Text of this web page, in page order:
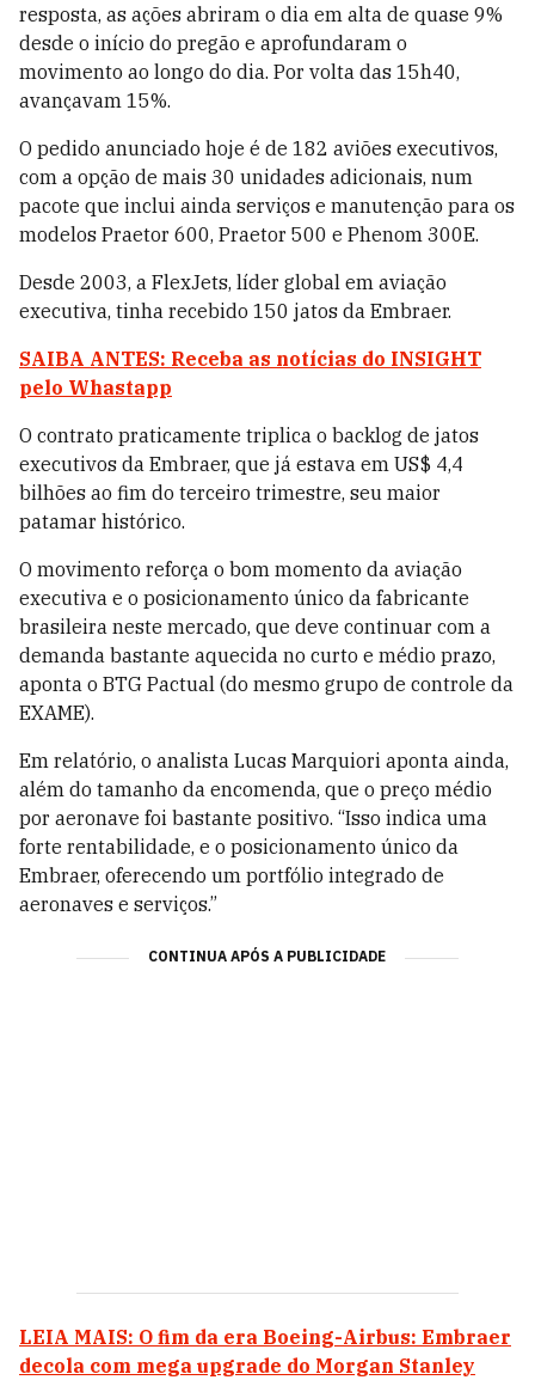
resposta, as ações abriram o dia em alta de quase 9%
desde o início do pregão e aprofundaram o
movimento ao longo do dia. Por volta das 15h40,
avançavam 15%.
O pedido anunciado hoje é de 182 aviões executivos,
com a opção de mais 30 unidades adicionais, num
pacote que inclui ainda serviços e manutenção para os
modelos Praetor 600, Praetor 500 e Phenom 300E.
Desde 2003, a FlexJets, líder global em aviação
executiva, tinha recebido 150 jatos da Embraer.
SAIBA ANTES: Receba as notícias do INSIGHT
pelo Whastapp
O contrato praticamente triplica o backlog de jatos
executivos da Embraer, que já estava em US$ 4,4
bilhões ao fim do terceiro trimestre, seu maior
patamar histórico.
O movimento reforça o bom momento da aviação
executiva e o posicionamento único da fabricante
brasileira neste mercado, que deve continuar com a
demanda bastante aquecida no curto e médio prazo,
aponta o BTG Pactual (do mesmo grupo de controle da
EXAME).
Em relatório, o analista Lucas Marquiori aponta ainda,
além do tamanho da encomenda, que o preço médio
por aeronave foi bastante positivo. “Isso indica uma
forte rentabilidade, e o posicionamento único da
Embraer, oferecendo um portfólio integrado de
aeronaves e serviços.”
CONTINUA APÓS A PUBLICIDADE
LEIA MAIS: O fim da era Boeing-Airbus: Embraer
decola com mega upgrade do Morgan Stanley